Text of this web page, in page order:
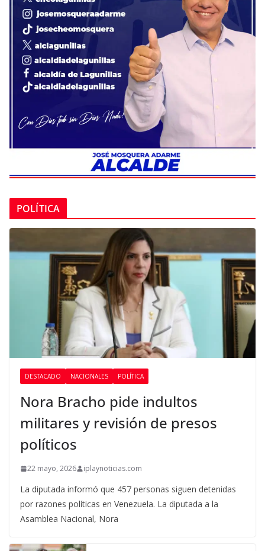
POLÍTICA
DESTACADO NACIONALES POLÍTICA
Nora Bracho pide indultos
militares y revisión de presos
políticos
22 mayo, 2026 iplaynoticias.com
La diputada informó que 457 personas siguen detenidas
por razones políticas en Venezuela. La diputada a la
Asamblea Nacional, Nora